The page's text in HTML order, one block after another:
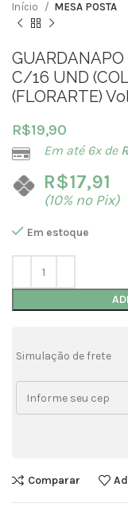
Início MESA POSTA
GUARDANAPO
C/16 UND
(FLORARTE)
R$19,90
Em até 6x de
R$17,91
(10% no Pix)
Em estoque
Simulação de frete
Comparar